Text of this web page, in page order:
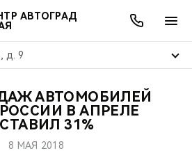
АВТОГРАД
д. 9
МОДЕЛИ
МИР CHERY
АКЦИИСЕРВИСЫ
КОМПАНИИ
АВТОМОБИЛЕЙ
РОССИИ В АПРЕЛЕ
31%
8 МАЯ 2018